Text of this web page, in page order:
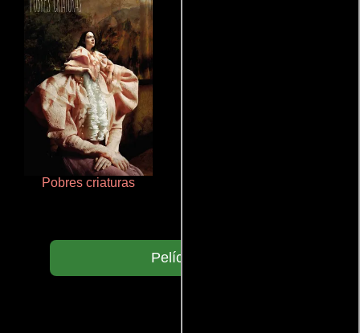
Pobres criaturas
Películas